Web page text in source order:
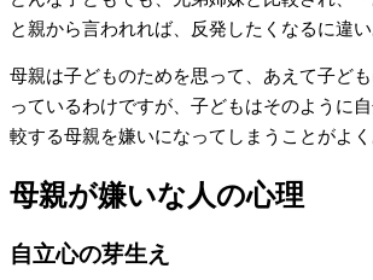
と親から言われれば、反発したくなるに違い
母親は子どものためを思って、あえて子ど
っているわけですが、子どもはそのように
較する母親を嫌いになってしまうことがよく
母親が嫌いな人の心理
自立心の芽生え